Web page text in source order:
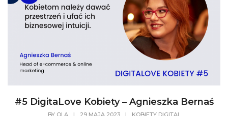
#5 DigitaLove Kobiety – Agnieszka Bernaś
BY OLA | 29 MAJA 2023 | KOBIETY DIGITAL